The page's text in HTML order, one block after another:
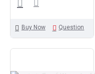
Buy Now Question